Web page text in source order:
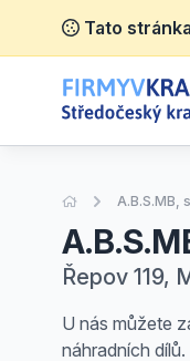
Tato
Úvodní stránka
A.B.S.MB,
Řepov 119,
U nás můžete
náhradních